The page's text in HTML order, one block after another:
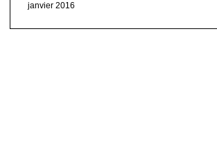
janvier 2016